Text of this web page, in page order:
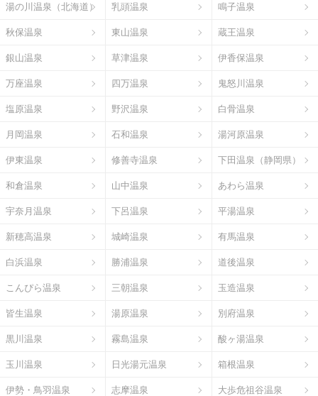
湯の川温泉（北海道） 乳頭温泉 鳴子温泉
秋保温泉 東山温泉 蔵王温泉
銀山温泉 草津温泉 伊香保温泉
万座温泉 四万温泉 鬼怒川温泉
塩原温泉 野沢温泉 白骨温泉
月岡温泉 石和温泉 湯河原温泉
伊東温泉 修善寺温泉 下田温泉（静岡県）
和倉温泉 山中温泉 あわら温泉
宇奈月温泉 下呂温泉 平湯温泉
新穂高温泉 城崎温泉 有馬温泉
白浜温泉 勝浦温泉 道後温泉
こんぴら温泉 三朝温泉 玉造温泉
皆生温泉 湯原温泉 別府温泉
黒川温泉 霧島温泉 酸ヶ湯温泉
玉川温泉 日光湯元温泉 箱根温泉
伊勢・鳥羽温泉 志摩温泉 大歩危祖谷温泉